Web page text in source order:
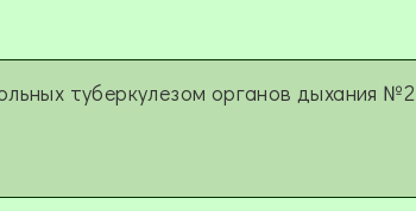
туберкулезом органов дыхания №2